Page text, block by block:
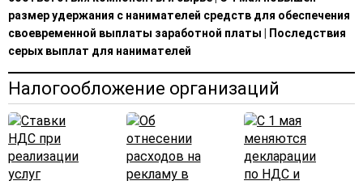
размер удержания с нанимателей средств для обеспечения
своевременной выплаты заработной платы
Последствия
серых выплат для нанимателей
Налогообложение организаций